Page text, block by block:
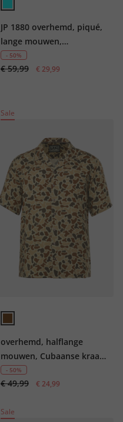
JP 1880 overhemd, piqué,
lange mouwen,
buttondown-kraag,
vintage look, Modern Fit,
- 50%
€ 59,99 € 29,99
Sale
overhemd, halflange
mouwen, Cubaanse kraag,
leo-camouflage, Boxy Fit,
tot 8XL
- 50%
€ 49,99 € 24,99
Sale